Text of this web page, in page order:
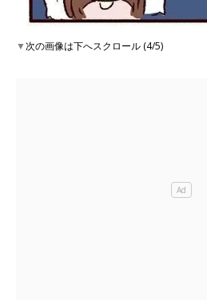
▼次の画像は下へスクロール (4/5)